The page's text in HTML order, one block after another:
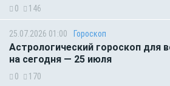
0 146
25.07.2026 01:00 Гороскоп
Астрологический гороскоп для
на сегодня — 25 июля
0 170